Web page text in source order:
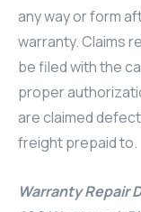
any way or form
warranty. Claims
be filed with the
proper
are claimed
freight prepaid to.
Warranty Repair